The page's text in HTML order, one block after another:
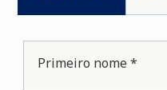
Primeiro nome *